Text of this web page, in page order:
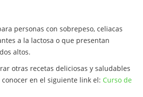
personas con sobrepeso, celiacas
a la lactosa o que presentan
altos.
otras recetas deliciosas y saludables
en el siguiente link el: Curso de